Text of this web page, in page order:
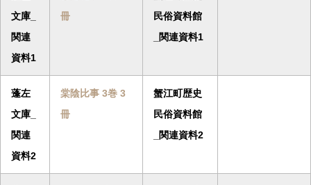
文庫_
関連
資料1
冊
民俗資料館
_関連資料1
蓬左
文庫_
関連
資料2
棠陰比事 3巻 3
冊
蟹江町歴史
民俗資料館
_関連資料2